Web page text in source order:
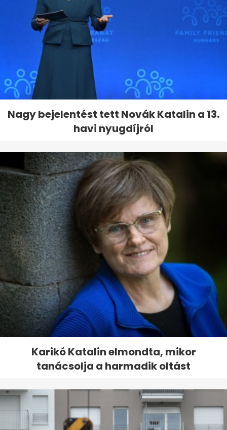
Nagy bejelentést tett Novák Katalin a 13.
havi nyugdíjról
Karikó Katalin elmondta, mikor
tanácsolja a harmadik oltást